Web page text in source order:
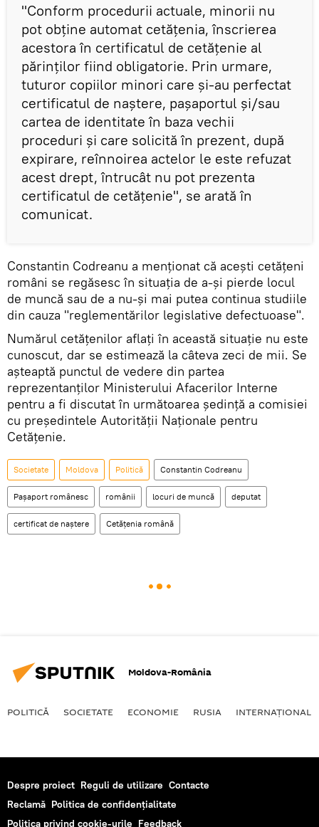
"Conform procedurii actuale, minorii nu
pot obține automat cetățenia, înscrierea
acestora în certificatul de cetățenie al
părinților fiind obligatorie. Prin urmare,
tuturor copiilor minori care și-au perfectat
certificatul de naștere, pașaportul și/sau
cartea de identitate în baza vechii
proceduri și care solicită în prezent, după
expirare, reînnoirea actelor le este refuzat
acest drept, întrucât nu pot prezenta
certificatul de cetățenie", se arată în
comunicat.
Constantin Codreanu a menționat că acești cetățeni
români se regăsesc în situația de a-și pierde locul
de muncă sau de a nu-și mai putea continua studiile
din cauza "reglementărilor legislative defectuoase".
Numărul cetăţenilor aflaţi în această situaţie nu este
cunoscut, dar se estimează la câteva zeci de mii. Se
aşteaptă punctul de vedere din partea
reprezentanților Ministerului Afacerilor Interne
pentru a fi discutat în următoarea ședință a comisiei
cu președintele Autorității Naționale pentru
Cetățenie.
Societate Moldova Politică Constantin Codreanu
Pașaport românesc românii locuri de muncă deputat
certificat de naștere Cetățenia română
Moldova-România
POLITICĂ SOCIETATE ECONOMIE RUSIA INTERNAŢIONAL
Despre proiect Reguli de utilizare Contacte
Reclamă Politica de confidențialitate
Politica privind cookie-urile Feedback